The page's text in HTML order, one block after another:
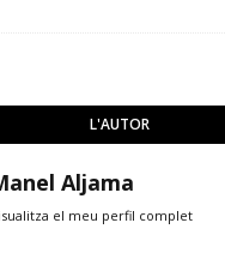
L'AUTOR
Aljama
el meu perfil complet